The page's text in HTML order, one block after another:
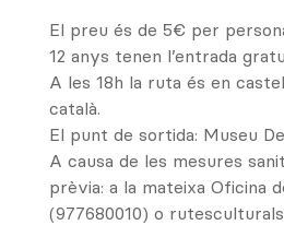
El preu és de 5€ per
12 anys tenen l’entrada
A les 18h la ruta és en
català.
El punt de sortida: Museu
A causa de les mesures
prèvia: a la mateixa Oficina
(977680010) o